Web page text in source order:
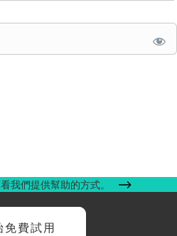
我們提供幫助的方式。
免費試用